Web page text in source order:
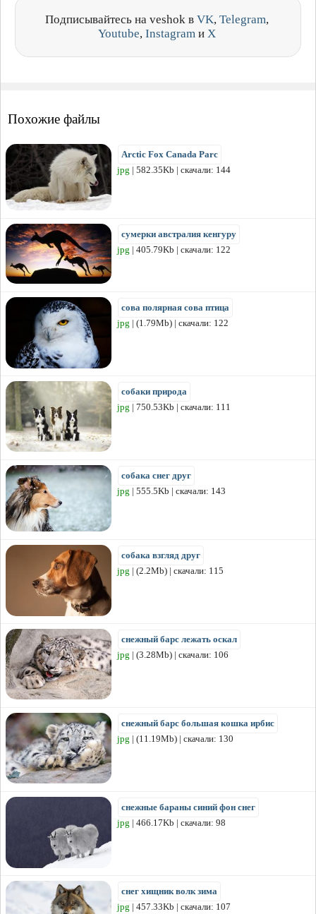
Подписывайтесь на veshok в VK, Telegram,
Youtube, Instagram и X
Похожие файлы
Arctic Fox Canada Parc
jpg | 582.35Kb | скачали: 144
сумерки австралия кенгуру
jpg | 405.79Kb | скачали: 122
сова полярная сова птица
jpg | (1.79Mb) | скачали: 122
собаки природа
jpg | 750.53Kb | скачали: 111
собака снег друг
jpg | 555.5Kb | скачали: 143
собака взгляд друг
jpg | (2.2Mb) | скачали: 115
снежный барс лежать оскал
jpg | (3.28Mb) | скачали: 106
снежный барс большая кошка ирбис
jpg | (11.19Mb) | скачали: 130
снежные бараны синий фон снег
jpg | 466.17Kb | скачали: 98
снег хищник волк зима
jpg | 457.33Kb | скачали: 107